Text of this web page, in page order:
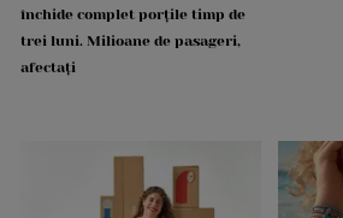
închide complet porțile timp de
trei luni. Milioane de pasageri,
afectați